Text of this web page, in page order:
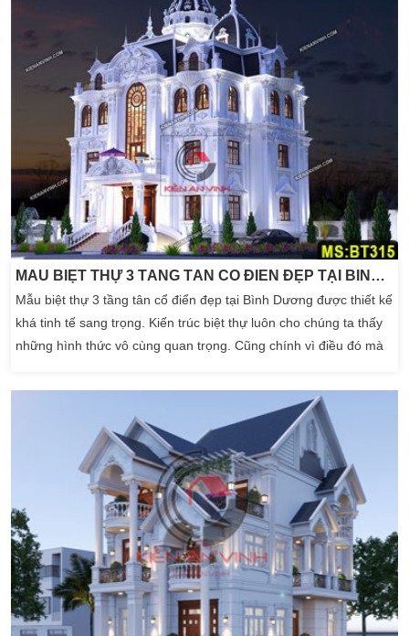
MẪU BIỆT THỰ 3 TẦNG TÂN CỔ ĐIỂN ĐẸP TẠI BÌNH DƯƠNG
Mẫu biệt thự 3 tầng tân cổ điển đẹp tại Bình Dương được thiết kế
khá tinh tế sang trọng. Kiến trúc biệt thự luôn cho chúng ta thấy
những hình thức vô cùng quan trọng. Cũng chính vì điều đó mà
thự riêng. Trong đó có gia đình Anh Phương ở Bình Dương đã
cho chúng tôi thấy một phương án ngôi […]